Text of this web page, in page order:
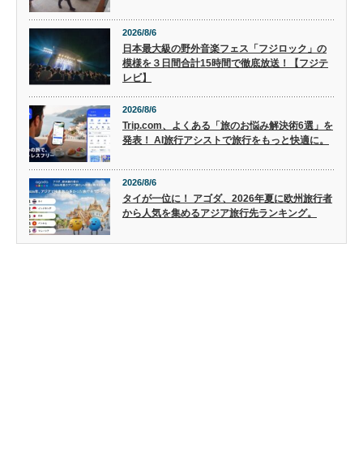
2026/8/6
日本最大級の野外音楽フェス「フジロック」の
模様を３日間合計15時間で徹底放送！【フジテ
レビ】
2026/8/6
Trip.com、よくある「旅のお悩み解決術6選」を
発表！ AI旅行アシストで旅行をもっと快適に。
2026/8/6
タイが一位に！ アゴダ、2026年夏に欧州旅行者
から人気を集めるアジア旅行先ランキング。